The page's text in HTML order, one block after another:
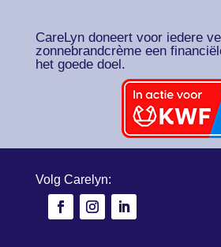
CareLyn doneert voor iedere
zonnebrandcrème een
het goede doel.
Volg Carelyn: